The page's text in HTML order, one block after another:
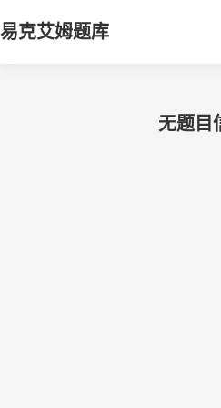
易克艾姆题库
无题目